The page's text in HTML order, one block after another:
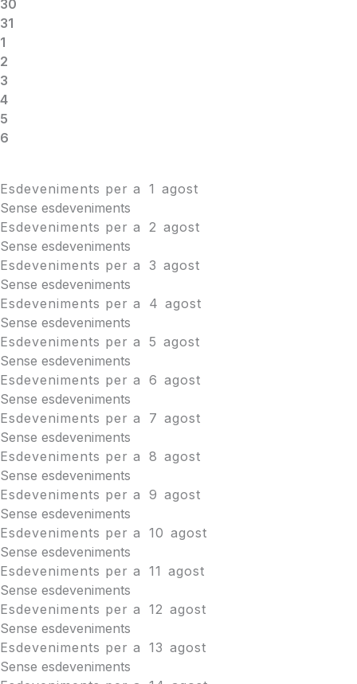
30
31
1
2
3
4
5
6
Esdeveniments per a 1 agost
Sense esdeveniments
Esdeveniments per a
2 agost
Sense esdeveniments
Esdeveniments per a 3 agost
Sense esdeveniments
Esdeveniments per a
4 agost
Sense esdeveniments
Esdeveniments per a 5 agost
Sense esdeveniments
Esdeveniments per a 6 agost
Sense esdeveniments
Esdeveniments per a
7 agost
Sense esdeveniments
Esdeveniments per a 8 agost
Sense esdeveniments
Esdeveniments per a 9 agost
Sense esdeveniments
Esdeveniments per a 10 agost
Sense esdeveniments
Esdeveniments per a 11 agost
Sense esdeveniments
Esdeveniments per a 12 agost
Sense esdeveniments
Esdeveniments per a 13 agost
Sense esdeveniments